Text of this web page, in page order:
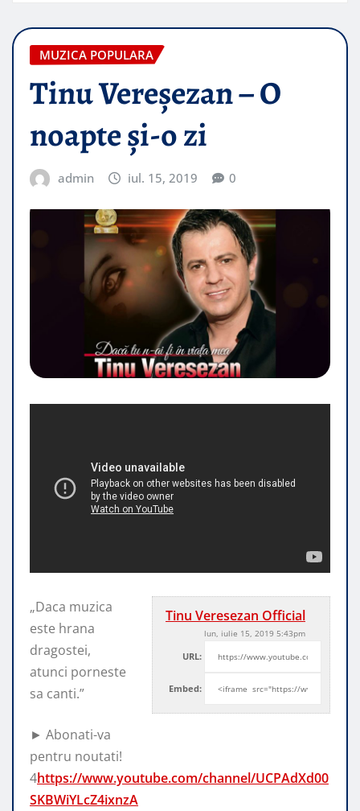
MUZICA POPULARA
Tinu Vereşezan – O
noapte şi-o zi
admin iul. 15, 2019 0
Tinu Veresezan Official
lun, iulie 15, 2019 5:43pm
URL:
Embed:
„Daca muzica
este hrana
dragostei,
atunci porneste
sa canti.”
► Abonati-va
pentru noutati!
4https://www.youtube.com/channel/UCPAdXd00
SKBWiYLcZ4ixnzA